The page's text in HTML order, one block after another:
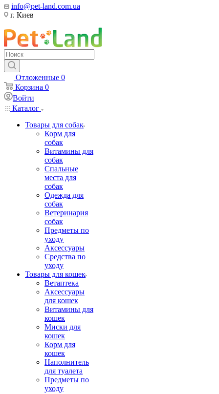
info@pet-land.com.ua
г. Киев
Отложенные 0
Корзина 0
Войти
Каталог
Товары для собак
Корм для
собак
Витамины для
собак
Спальные
места для
собак
Одежда для
собак
Ветеринария
собак
Предметы по
уходу
Аксессуары
Средства по
уходу
Товары для кошек
Ветаптека
Аксессуары
для кошек
Витамины для
кошек
Миски для
кошек
Корм для
кошек
Наполнитель
для туалета
Предметы по
уходу